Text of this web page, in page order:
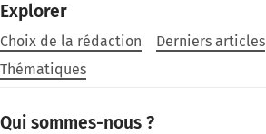
Explorer
Choix de la rédaction Derniers articles
Thématiques
Qui sommes-nous ?